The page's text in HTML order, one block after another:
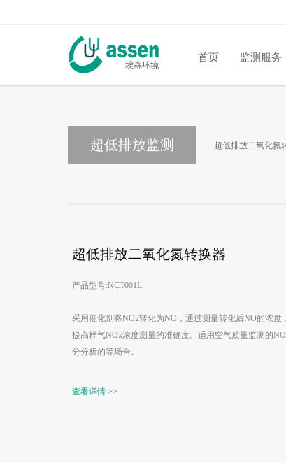
首页 监测服务
超低排放监测 超低排放二氧化氮
超低排放二氧化氮转换器
产品型号:NCT001L
采用催化剂将NO2转化为NO，通过测量转化后NO的浓
提高样气NOx浓度测量的准确度。适用空气质量监测的
分分析的等场合。
查看详情 >>